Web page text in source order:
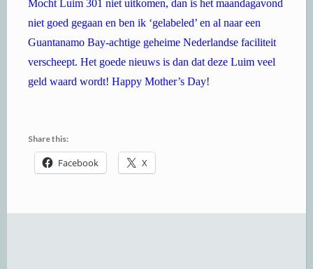
Mocht Luim 301 niet uitkomen, dan is het maandagavond
niet goed gegaan en ben ik ‘gelabeled’ en al naar een
Guantanamo Bay-achtige geheime Nederlandse faciliteit
verscheept. Het goede nieuws is dan dat deze Luim veel
geld waard wordt! Happy Mother’s Day!
Share this:
Facebook X